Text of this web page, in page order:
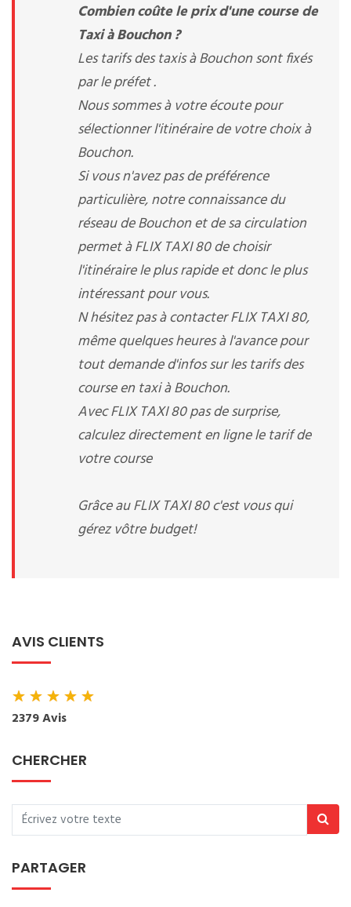
Combien coûte le prix d'une course de
Taxi à Bouchon ?
Les tarifs des taxis à Bouchon sont fixés
par le préfet .
Nous sommes à votre écoute pour
sélectionner l'itinéraire de votre choix à
Bouchon.
Si vous n'avez pas de préférence
particulière, notre connaissance du
réseau de Bouchon et de sa circulation
permet à FLIX TAXI 80 de choisir
l'itinéraire le plus rapide et donc le plus
intéressant pour vous.
N hésitez pas à contacter FLIX TAXI 80,
même quelques heures à l'avance pour
tout demande d'infos sur les tarifs des
course en taxi à Bouchon.
Avec FLIX TAXI 80 pas de surprise,
calculez directement en ligne le tarif de
votre course
Grâce au FLIX TAXI 80 c'est vous qui
gérez vôtre budget!
AVIS CLIENTS
★★★★★
2379 Avis
CHERCHER
PARTAGER